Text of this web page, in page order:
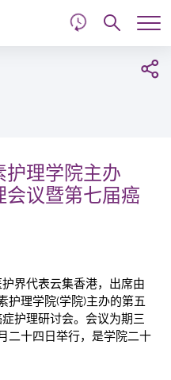
理学院主办
议暨第七届癌
界代表云集香港，出席由
护理学院(学院)主办的第五
护理研讨会。会议为期三
二十四日举行，是学院二十